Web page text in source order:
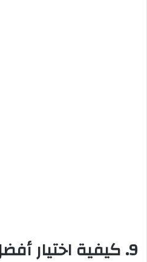
9. كيفية اختيار